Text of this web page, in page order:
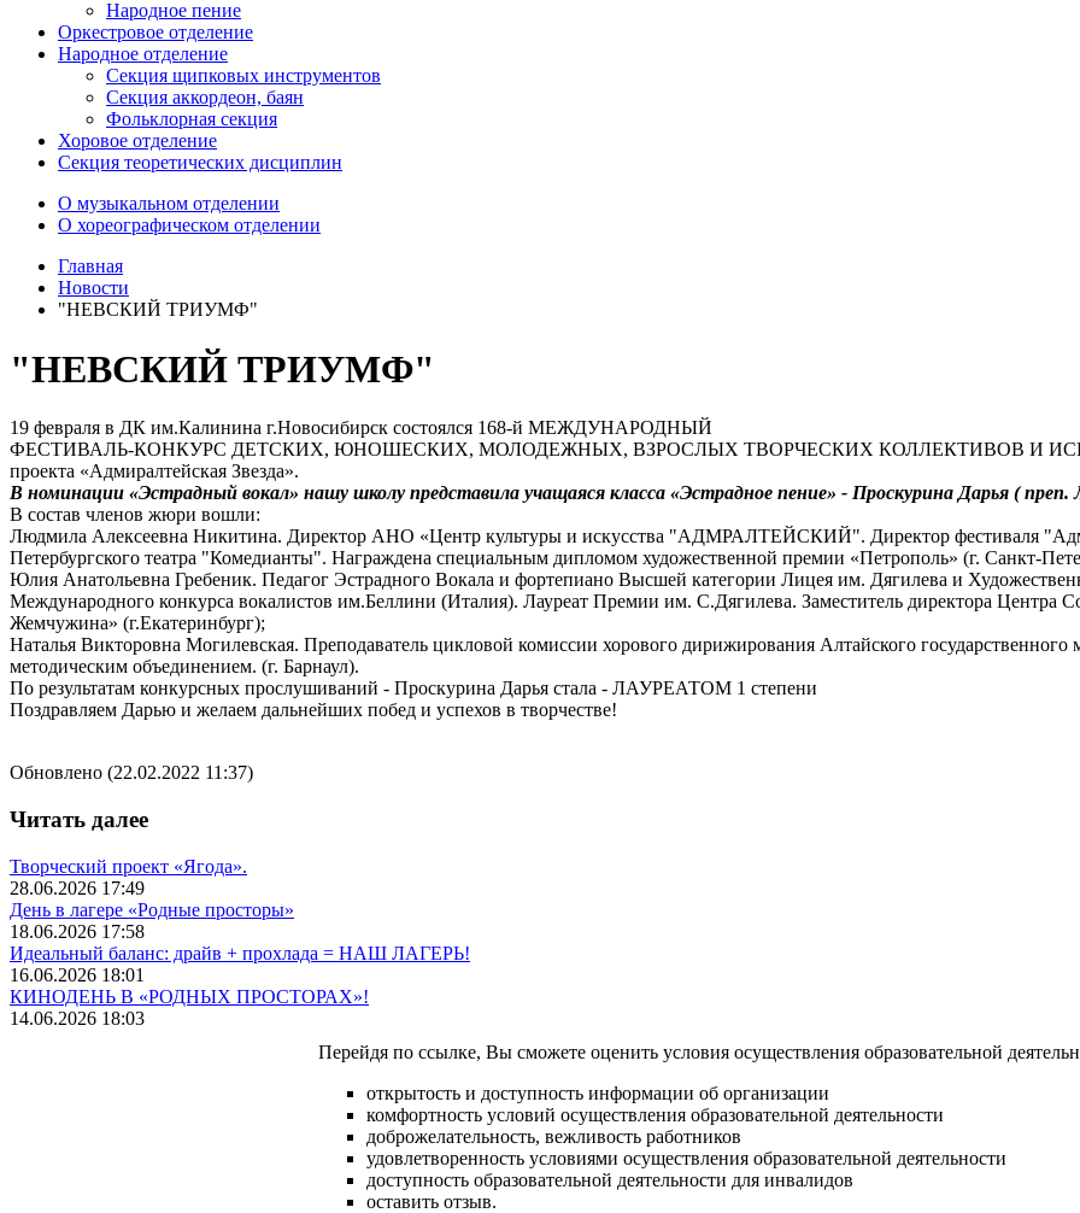
Народное пение
Оркестровое отделение
Народное отделение
Секция щипковых инструментов
Секция аккордеон, баян
Фольклорная секция
Хоровое отделение
Секция теоретических дисциплин
О музыкальном отделении
О хореографическом отделении
Главная
Новости
"НЕВСКИЙ ТРИУМФ"
"НЕВСКИЙ ТРИУМФ"
19 февраля в ДК им.Калинина г.Новосибирск состоялся 168-й МЕЖДУНАРОДНЫЙ
ФЕСТИВАЛЬ-КОНКУРС ДЕТСКИХ, ЮНОШЕСКИХ, МОЛОДЕЖНЫХ, ВЗРОСЛЫХ ТВОРЧЕСКИХ КОЛЛЕКТИВОВ И
проекта «Адмиралтейская Звезда».
В номинации «Эстрадный вокал» нашу школу представила учащаяся класса «Эстрадное пение» - Проскурина Дарья ( преп.
В состав членов жюри вошли:
Людмила Алексеевна Никитина. Директор АНО «Центр культуры и искусства "АДМРАЛТЕЙСКИЙ". Директор фестиваля
Петербургского театра "Комедианты". Награждена специальным дипломом художественной премии «Петрополь» (г. Санкт-
Юлия Анатольевна Гребеник. Педагог Эстрадного Вокала и фортепиано Высшей категории Лицея им. Дягилева и
Международного конкурса вокалистов им.Беллини (Италия). Лауреат Премии им. С.Дягилева. Заместитель директора Центра
Жемчужина» (г.Екатеринбург);
Наталья Викторовна Могилевская. Преподаватель цикловой комиссии хорового дирижирования Алтайского
методическим объединением. (г. Барнаул).
По результатам конкурсных прослушиваний - Проскурина Дарья стала - ЛАУРЕАТОМ 1 степени
Поздравляем Дарью и желаем дальнейших побед и успехов в творчестве!
Обновлено (22.02.2022 11:37)
Читать далее
Творческий проект «Ягода».
28.06.2026 17:49
День в лагере «Родные просторы»
18.06.2026 17:58
Идеальный баланс: драйв + прохлада = НАШ ЛАГЕРЬ!
16.06.2026 18:01
КИНОДЕНЬ В «РОДНЫХ ПРОСТОРАХ»!
14.06.2026 18:03
Перейдя по ссылке, Вы сможете оценить условия осуществления образовательной
открытость и доступность информации об организации
комфортность условий осуществления образовательной деятельности
доброжелательность, вежливость работников
удовлетворенность условиями осуществления образовательной деятельности
доступность образовательной деятельности для инвалидов
оставить отзыв.